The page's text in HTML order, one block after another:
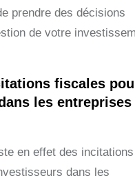
prendre des décisions
de votre
fiscales
les entreprises
en effet des incitations
dans les